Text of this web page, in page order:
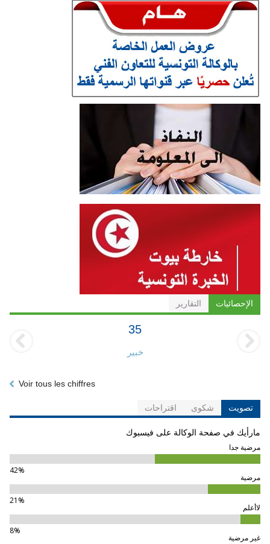
الإحصائيات التقارير
35
خبير
Voir tous les chiffres
تصويت شكوى اقتراحات
مارأيك في صفحة الوكالة على فيسبوك
مرضية جدا
42%
مرضية
21%
لاأعلم
8%
غير مرضية